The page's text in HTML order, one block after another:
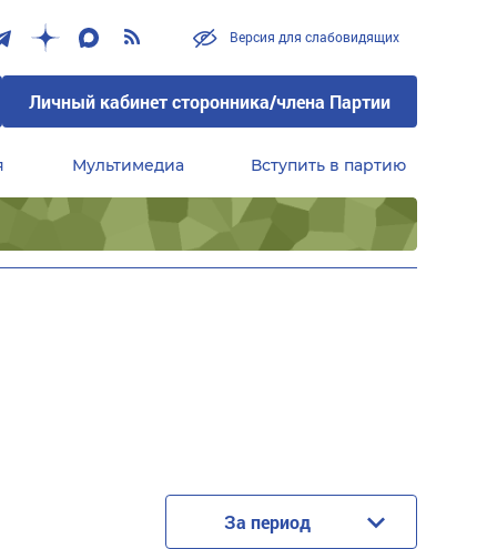
Версия для слабовидящих
Личный кабинет сторонника/члена Партии
Мультимедиа Вступить в партию
За период